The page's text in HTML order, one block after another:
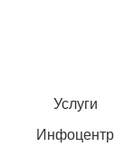
Услуги
Инфоцентр